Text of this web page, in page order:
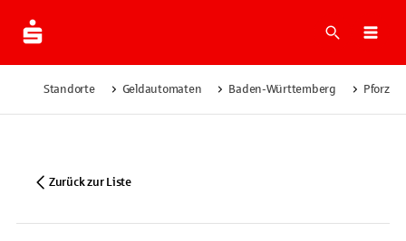
Suche
Standorte Geldautomaten Baden-Württemberg
Zurück zur Liste